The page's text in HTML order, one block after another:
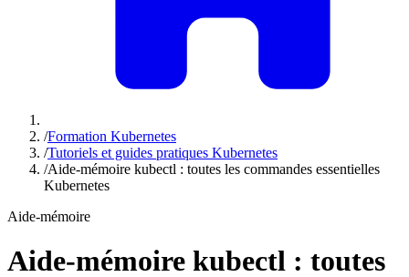
/Formation Kubernetes
/Tutoriels et guides pratiques Kubernetes
/Aide-mémoire kubectl : toutes les commandes essentielles
Kubernetes
Aide-mémoire
Aide-mémoire kubectl : toutes